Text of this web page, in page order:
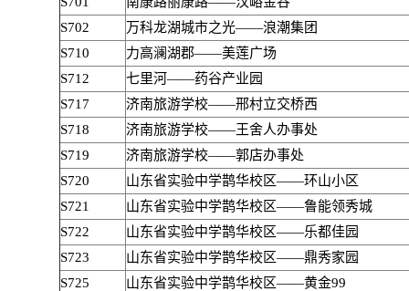
S702
万科龙湖城市之光——浪潮集团
S710
力高澜湖郡——美莲广场
S712
七里河——药谷产业园
S717
济南旅游学校——邢村立交桥西
S718
济南旅游学校——王舍人办事处
S719
济南旅游学校——郭店办事处
S720
山东省实验中学鹊华校区——环山小区
S721
山东省实验中学鹊华校区——鲁能领秀城
S722
山东省实验中学鹊华校区——乐都佳园
S723
山东省实验中学鹊华校区——鼎秀家园
S725
山东省实验中学鹊华校区——黄金99